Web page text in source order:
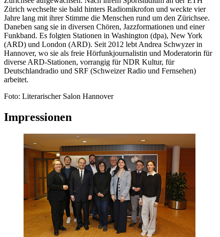
Zürich wechselte sie bald hinters Radiomikrofon und weckte vier
Jahre lang mit ihrer Stimme die Menschen rund um den Zürichsee.
Daneben sang sie in diversen Chören, Jazzformationen und einer
Funkband. Es folgten Stationen in Washington (dpa), New York
(ARD) und London (ARD). Seit 2012 lebt Andrea Schwyzer in
Hannover, wo sie als freie Hörfunkjournalistin und Moderatorin für
diverse ARD-Stationen, vorrangig für NDR Kultur, für
Deutschlandradio und SRF (Schweizer Radio und Fernsehen)
arbeitet.
Foto: Literarischer Salon Hannover
Impressionen